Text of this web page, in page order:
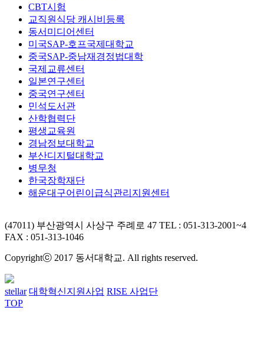
CBT시험
교직원식당 캐시비등록
동서미디어센터
미국SAP-호프국제대학교
중국SAP-중남재경정법대학
국제교류센터
일본연구센터
중국연구센터
민석도서관
산학협력단
평생교육원
경남정보대학교
부산디지털대학교
병무청
한국장학재단
해운대구어린이급식관리지원센터
(47011) 부산광역시 사상구 주례로 47 TEL : 051-313-2001~4
FAX : 051-313-1046
Copyrightⓒ 2017 동서대학교. All rights reserved.
stellar 대학혁신지원사업 RISE 사업단
TOP